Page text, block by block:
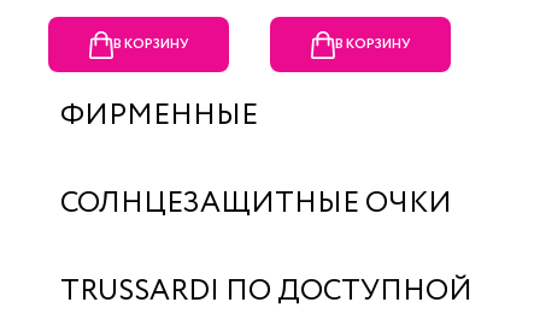
В КОРЗИНУ В КОРЗИНУ
ФИРМЕННЫЕ
СОЛНЦЕЗАЩИТНЫЕ ОЧКИ
TRUSSARDI ПО ДОСТУПНОЙ